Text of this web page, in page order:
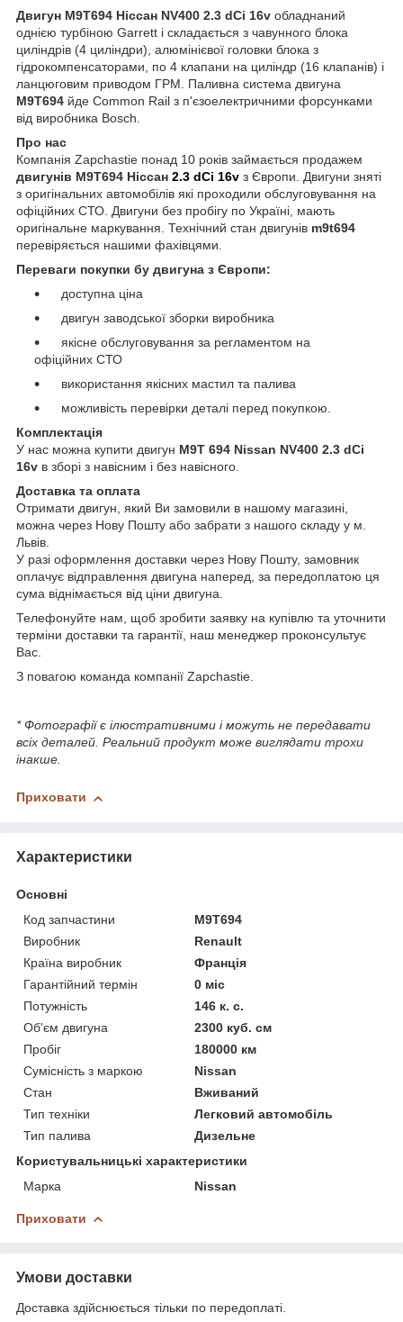
Двигун M9T694 Ніссан NV400 2.3 dCi 16v обладнаний
однією турбіною Garrett і складається з чавунного блока
циліндрів (4 циліндри), алюмінієвої головки блока з
гідрокомпенсаторами, по 4 клапани на циліндр (16 клапанів) і
ланцюговим приводом ГРМ. Паливна система двигуна
M9T694 йде Common Rail з п'єзоелектричними форсунками
від виробника Bosch.
Про нас
Компанія Zapchastie понад 10 років займається продажем
двигунів M9T694 Ніссан 2.3 dCi 16v з Європи. Двигуни зняті
з оригінальних автомобілів які проходили обслуговування на
офіційних СТО. Двигуни без пробігу по Україні, мають
оригінальне маркування. Технічний стан двигунів m9t694
перевіряється нашими фахівцями.
Переваги покупки бу двигуна з Європи:
доступна ціна
двигун заводської зборки виробника
якісне обслуговування за регламентом на
офіційних СТО
використання якісних мастил та палива
можливість перевірки деталі перед покупкою.
Комплектація
У нас можна купити двигун M9T 694 Nissan NV400 2.3 dCi
16v в зборі з навісним і без навісного.
Доставка та оплата
Отримати двигун, який Ви замовили в нашому магазині,
можна через Нову Пошту або забрати з нашого складу у м.
Львів.
У разі оформлення доставки через Нову Пошту, замовник
оплачує відправлення двигуна наперед, за передоплатою ця
сума віднімається від ціни двигуна.
Телефонуйте нам, щоб зробити заявку на купівлю та уточнити
терміни доставки та гарантії, наш менеджер проконсультує
Вас.
З повагою команда компанії Zapchastie.
* Фотографії є ілюстративними і можуть не передавати
всіх деталей. Реальний продукт може виглядати трохи
інакше.
Приховати
Характеристики
Основні
Код запчастини
M9T694
Виробник
Renault
Країна виробник
Франція
Гарантійний термін
0 міс
Потужність
146 к. с.
Об'єм двигуна
2300 куб. см
Пробіг
180000 км
Сумісність з маркою
Nissan
Стан
Вживаний
Тип техніки
Легковий автомобіль
Тип палива
Дизельне
Користувальницькі характеристики
Марка
Nissan
Приховати
Умови доставки
Доставка здійснюється тільки по передоплаті.